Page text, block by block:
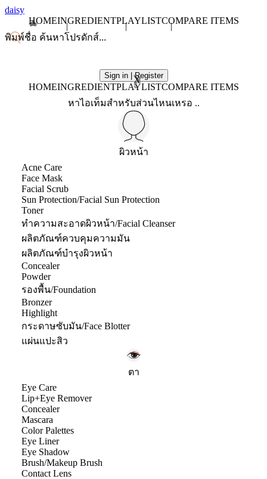
daisy
HOMEINGREDIENTPLAYLISTCOMPARE ITEMS
Sign in | Register
X
HOMEINGREDIENTPLAYLISTCOMPARE ITEMS
หาไอเท็มสำหรับส่วนไหนเหรอ ..
ผิวหน้า
Acne Care
Face Mask
Facial Scrub
Sun Protection/Facial Sun Protection
Toner
ทำความสะอาดผิวหน้า/Facial Cleanser
ผลิตภัณฑ์ควบคุมความมัน
ผลิตภัณฑ์บำรุงผิวหน้า
Concealer
Powder
รองพื้น/Foundation
Bronzer
Highlight
กระดาษซับมัน/Face Blotter
แผ่นแปะสิว
ตา
Eye Care
Lip+Eye Remover
Concealer
Mascara
Color Palettes
Eye Liner
Eye Shadow
Brush/Makeup Brush
Contact Lens